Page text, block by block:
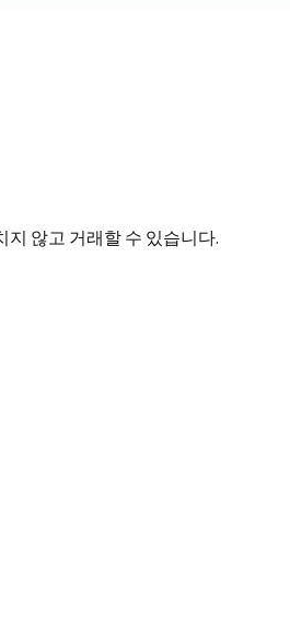
않고 거래할 수 있습니다.